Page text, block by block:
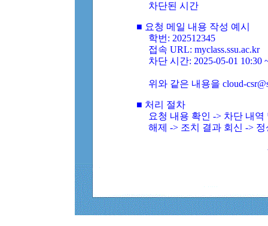
차단된 시간
■ 요청 메일 내용 작성 예시
학번: 202512345
접속 URL: myclass.ssu.ac.kr
차단 시간: 2025-05-01 10:30
위와 같은 내용을 cloud-
■ 처리 절차
요청 내용 확인 -> 차단 내
해제 -> 조치 결과 회신 ->